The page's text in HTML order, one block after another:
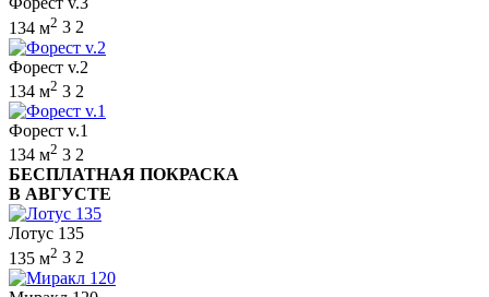
134 м2 3 2
Форест v.2
134 м2 3 2
Форест v.1
134 м2 3 2
БЕСПЛАТНАЯ ПОКРАСКА
В АВГУСТЕ
Лотус 135
135 м2 3 2